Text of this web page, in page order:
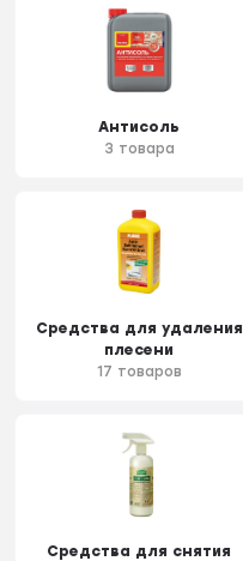
Антисоль
3 товара
Средства для удаления
плесени
17 товаров
Средства для снятия